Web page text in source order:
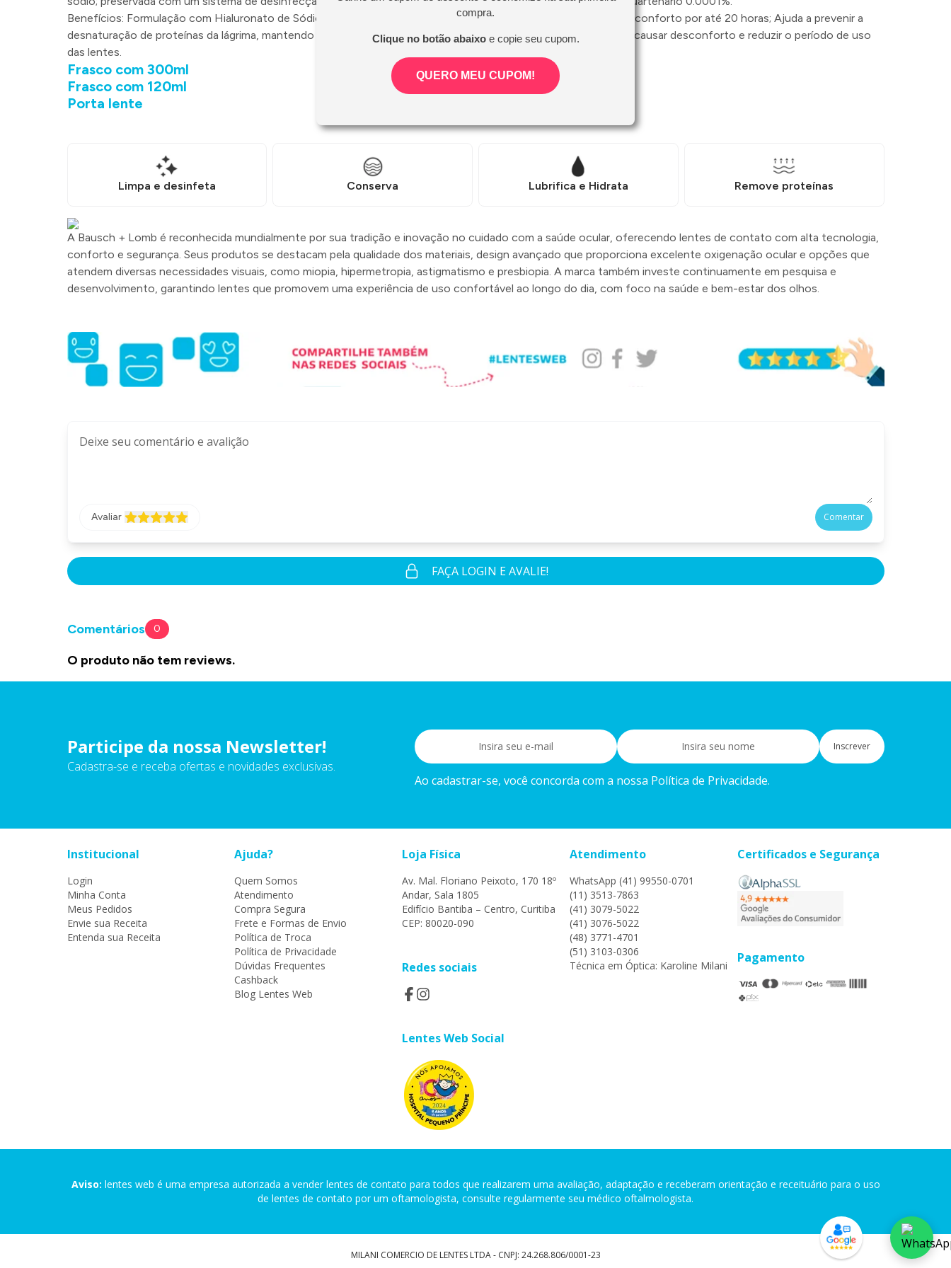
Benefícios: Formulação com Hialuronato de Sódio e pH compatível com o da lágrima saudável, que proporciona conforto por até 20 horas; Ajuda a prevenir a
desnaturação de proteínas da lágrima, mantendo as lentes limpas e a inibir a formação de depósitos que podem causar desconforto e reduzir o período de uso
das lentes.
Frasco com 300ml
Frasco com 120ml
Porta lente
Limpa e desinfeta Conserva Lubrifica e Hidrata Remove proteínas
A Bausch + Lomb é reconhecida mundialmente por sua tradição e inovação no cuidado com a saúde ocular, oferecendo lentes de contato com alta tecnologia,
conforto e segurança. Seus produtos se destacam pela qualidade dos materiais, design avançado que proporciona excelente oxigenação ocular e opções que
atendem diversas necessidades visuais, como miopia, hipermetropia, astigmatismo e presbiopia. A marca também investe continuamente em pesquisa e
desenvolvimento, garantindo lentes que promovem uma experiência de uso confortável ao longo do dia, com foco na saúde e bem-estar dos olhos.
Avaliar Comentar
FAÇA LOGIN E AVALIE!
Comentários 0
O produto não tem reviews.
compra.
Clique no botão abaixoe copie seu cupom.
QUERO MEU CUPOM!
Participe da nossa Newsletter!
Cadastra-se e receba ofertas e novidades exclusivas.
Inscrever
Ao cadastrar-se, você concorda com a nossa Política de Privacidade.
Institucional
Login
Minha Conta
Meus Pedidos
Envie sua Receita
Entenda sua Receita
Ajuda?
Quem Somos
Atendimento
Compra Segura
Frete e Formas de Envio
Política de Troca
Política de Privacidade
Dúvidas Frequentes
Cashback
Blog Lentes Web
Loja Física
Av. Mal. Floriano Peixoto, 170 18º
Andar, Sala 1805
Edifício Bantiba – Centro, Curitiba
CEP: 80020-090
Redes sociais
Lentes Web Social
Atendimento
WhatsApp (41) 99550-0701
(11) 3513-7863
(41) 3079-5022
(41) 3076-5022
(48) 3771-4701
(51) 3103-0306
Técnica em Óptica: Karoline Milani
Certificados e Segurança
Pagamento
Aviso: lentes web é uma empresa autorizada a vender lentes de contato para todos que realizarem uma avaliação, adaptação e receberam orientação e receituário para o uso
de lentes de contato por um oftamologista, consulte regularmente seu médico oftalmologista.
MILANI COMERCIO DE LENTES LTDA - CNPJ: 24.268.806/0001-23